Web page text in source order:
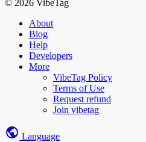
© 2026 VibeTag
About
Blog
Help
Developers
More
VibeTag Policy
Terms of Use
Request refund
Join vibetag
Language